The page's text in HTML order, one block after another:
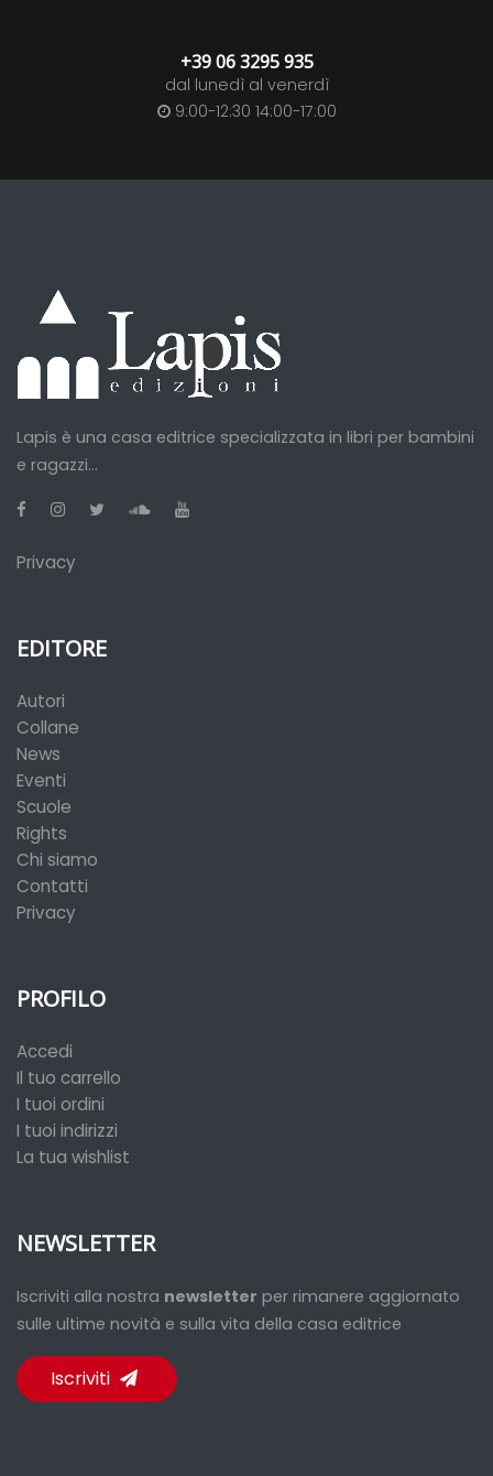
+39 06 3295 935
dal lunedì al venerdì
9:00-12:30 14:00-17:00
Lapis è una casa editrice specializzata in libri per bambini
e ragazzi...
Privacy
EDITORE
Autori
Collane
News
Eventi
Scuole
Rights
Chi siamo
Contatti
Privacy
PROFILO
Accedi
Il tuo carrello
I tuoi ordini
I tuoi indirizzi
La tua wishlist
NEWSLETTER
Iscriviti alla nostra newsletter per rimanere aggiornato
sulle ultime novità e sulla vita della casa editrice
Iscriviti